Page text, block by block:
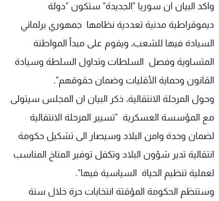
واكد البيان ان سوريا "الجديدة" ستكون "دولة
ديموقراطية مدنية تعددية نظامها جمهوري برلماني
السيادة فيها للشعب، ويقوم على مبدأ المواطنة
المتساوية وفصل السلطات وتداول السلطة وسيادة
القانون وحماية الأقليات وضمان حقوقهم".
وحول المرحلة الانتقالية، ذكر البيان ان المجلس سيتولى
مع المؤسسة العسكرية "تسيير المرحلة الانتقالية
لضمان وحدة وامن البلاد وسيصار الى تشكيل حكومة
انتقالية تدير شؤون البلاد وتكفل توفير المناخ المناسب
لعملية تنظيم الحياة السياسية فيها".
وستنظم الحكومة المؤقتة انتخابات حرة خلال سنة